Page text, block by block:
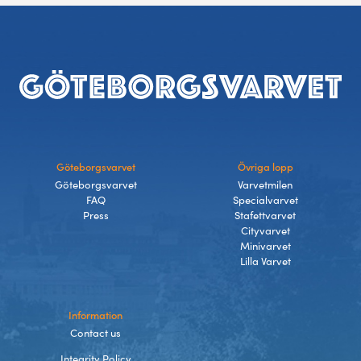
Footer
Göteborgsvarvet
Göteborgsvarvet
FAQ
Press
Övriga lopp
Varvetmilen
Specialvarvet
Stafettvarvet
Cityvarvet
Minivarvet
Lilla Varvet
Information
Contact us
Sustainability